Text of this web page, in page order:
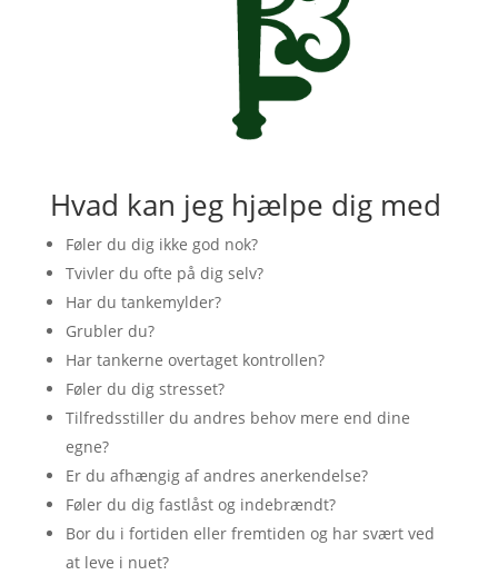
Hvad kan jeg hjælpe dig med
Føler du dig ikke god nok?
Tvivler du ofte på dig selv?
Har du tankemylder?
Grubler du?
Har tankerne overtaget kontrollen?
Føler du dig stresset?
Tilfredsstiller du andres behov mere end dine
egne?
Er du afhængig af andres anerkendelse?
Føler du dig fastlåst og indebrændt?
Bor du i fortiden eller fremtiden og har svært ved
at leve i nuet?